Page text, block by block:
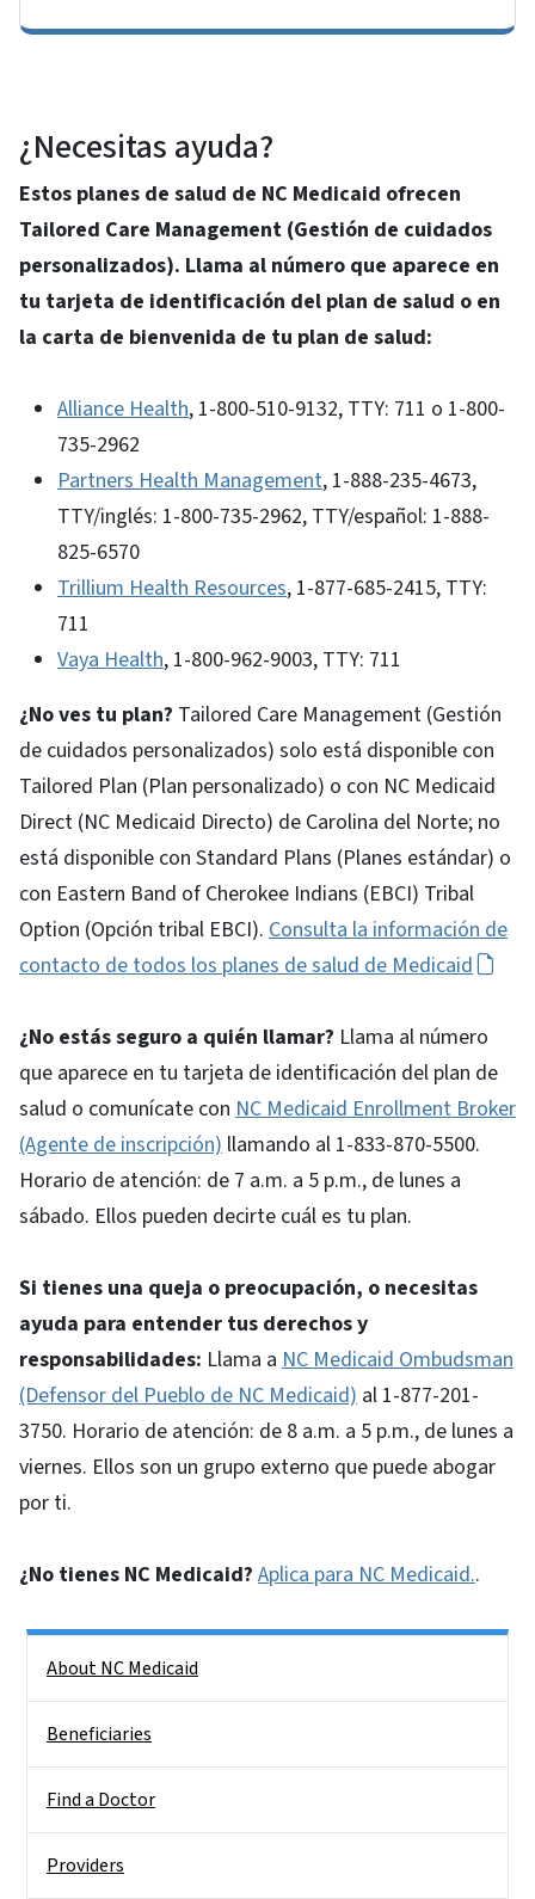
¿Necesitas ayuda?
Estos planes de salud de NC Medicaid ofrecen
Tailored Care Management (Gestión de cuidados
personalizados). Llama al número que aparece en
tu tarjeta de identificación del plan de salud o en
la carta de bienvenida de tu plan de salud:
Alliance Health, 1-800-510-9132, TTY: 711 o 1-800-
735-2962
Partners Health Management, 1-888-235-4673,
TTY/inglés: 1-800-735-2962, TTY/español: 1-888-
825-6570
Trillium Health Resources, 1-877-685-2415, TTY:
711
Vaya Health, 1-800-962-9003, TTY: 711
¿No ves tu plan? Tailored Care Management (Gestión
de cuidados personalizados) solo está disponible con
Tailored Plan (Plan personalizado) o con NC Medicaid
Direct (NC Medicaid Directo) de Carolina del Norte; no
está disponible con Standard Plans (Planes estándar) o
con Eastern Band of Cherokee Indians (EBCI) Tribal
Option (Opción tribal EBCI). Consulta la información de
contacto de todos los planes de salud de Medicaid
¿No estás seguro a quién llamar? Llama al número
que aparece en tu tarjeta de identificación del plan de
salud o comunícate con NC Medicaid Enrollment Broker
(Agente de inscripción) llamando al 1-833-870-5500.
Horario de atención: de 7 a.m. a 5 p.m., de lunes a
sábado. Ellos pueden decirte cuál es tu plan.
Si tienes una queja o preocupación, o necesitas
ayuda para entender tus derechos y
responsabilidades: Llama a NC Medicaid Ombudsman
(Defensor del Pueblo de NC Medicaid) al 1-877-201-
3750. Horario de atención: de 8 a.m. a 5 p.m., de lunes a
viernes. Ellos son un grupo externo que puede abogar
por ti.
¿No tienes NC Medicaid? Aplica para NC Medicaid..
About NC Medicaid
Beneficiaries
Find a Doctor
Providers